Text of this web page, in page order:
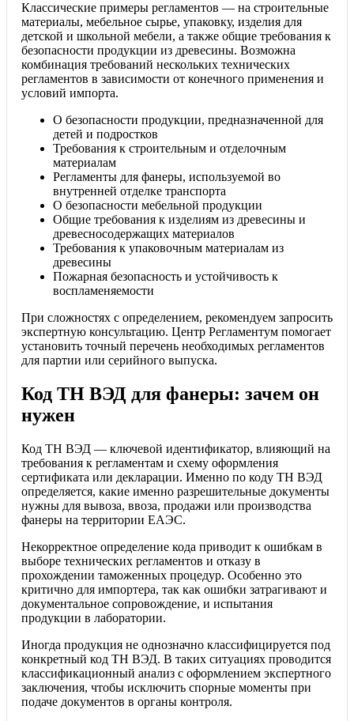
Классические примеры регламентов — на строительные
материалы, мебельное сырье, упаковку, изделия для
детской и школьной мебели, а также общие требования к
безопасности продукции из древесины. Возможна
комбинация требований нескольких технических
регламентов в зависимости от конечного применения и
условий импорта.
О безопасности продукции, предназначенной для
детей и подростков
Требования к строительным и отделочным
материалам
Регламенты для фанеры, используемой во
внутренней отделке транспорта
О безопасности мебельной продукции
Общие требования к изделиям из древесины и
древесносодержащих материалов
Требования к упаковочным материалам из
древесины
Пожарная безопасность и устойчивость к
воспламеняемости
При сложностях с определением, рекомендуем запросить
экспертную консультацию. Центр Регламентум помогает
установить точный перечень необходимых регламентов
для партии или серийного выпуска.
Код ТН ВЭД для фанеры: зачем он
нужен
Код ТН ВЭД — ключевой идентификатор, влияющий на
требования к регламентам и схему оформления
сертификата или декларации. Именно по коду ТН ВЭД
определяется, какие именно разрешительные документы
нужны для вывоза, ввоза, продажи или производства
фанеры на территории ЕАЭС.
Некорректное определение кода приводит к ошибкам в
выборе технических регламентов и отказу в
прохождении таможенных процедур. Особенно это
критично для импортера, так как ошибки затрагивают и
документальное сопровождение, и испытания
продукции в лаборатории.
Иногда продукция не однозначно классифицируется под
конкретный код ТН ВЭД. В таких ситуациях проводится
классификационный анализ с оформлением экспертного
заключения, чтобы исключить спорные моменты при
подаче документов в органы контроля.